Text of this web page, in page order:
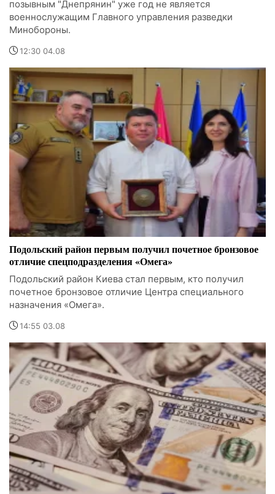
позывным "Днепрянин" уже год не является
военнослужащим Главного управления разведки
Минобороны.
12:30 04.08
Подольский район первым получил почетное бронзовое
отличие спецподразделения «Омега»
Подольский район Киева стал первым, кто получил
почетное бронзовое отличие Центра специального
назначения «Омега».
14:55 03.08